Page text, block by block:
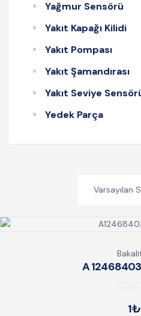
Yağmur Sensörü
Yakıt Kapağı Kilidi
Yakıt Pompası
Yakıt Şamandırası
Yakıt Seviye
Yedek Parça
A
1₺